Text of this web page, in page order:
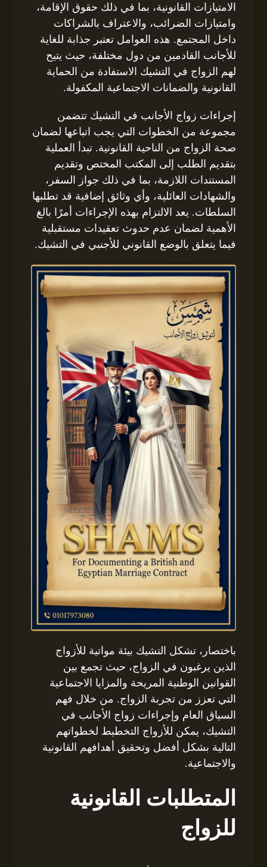
الامتيازات القانونية، بما في ذلك حقوق الإقامة،
وامتيازات الضرائب، والاعتراف بالشراكات
داخل المجتمع. هذه العوامل تعتبر جذابة للغاية
للأجانب القادمين من دول مختلفة، حيث يتيح
لهم الزواج في التشيك الاستفادة من الحماية
القانونية والضمانات الاجتماعية المكفولة.
إجراءات زواج الأجانب في التشيك تتضمن
مجموعة من الخطوات التي يجب اتباعها لضمان
صحة الزواج من الناحية القانونية. تبدأ العملية
بتقديم الطلب إلى المكتب المختص وتقديم
المستندات اللازمة، بما في ذلك جواز السفر،
والشهادات العائلية، وأي وثائق إضافية قد تطلبها
السلطات. يعد الالتزام بهذه الإجراءات أمرًا بالغ
الأهمية لضمان عدم حدوث تعقيدات مستقبلية
فيما يتعلق بالوضع القانوني للأجنبي في التشيك.
باختصار، تشكل التشيك بيئة مواتية للأزواج
الذين يرغبون في الزواج، حيث تجمع بين
القوانين الوطنية المريحة والمزايا الاجتماعية
التي تعزز من تجربة الزواج. من خلال فهم
السياق العام وإجراءات زواج الأجانب في
التشيك، يمكن للأزواج التخطيط لخطواتهم
التالية بشكل أفضل وتحقيق أهدافهم القانونية
والاجتماعية.
المتطلبات القانونية
للزواج